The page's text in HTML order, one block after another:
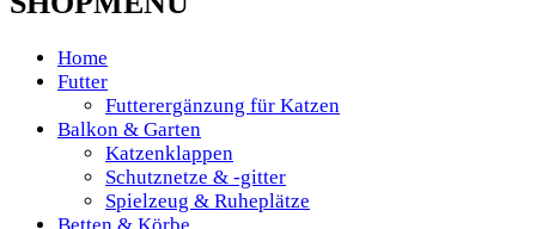
Home
Futter
Futterergänzung für Katzen
Balkon & Garten
Katzenklappen
Schutznetze & -gitter
Spielzeug & Ruheplätze
Betten & Körbe